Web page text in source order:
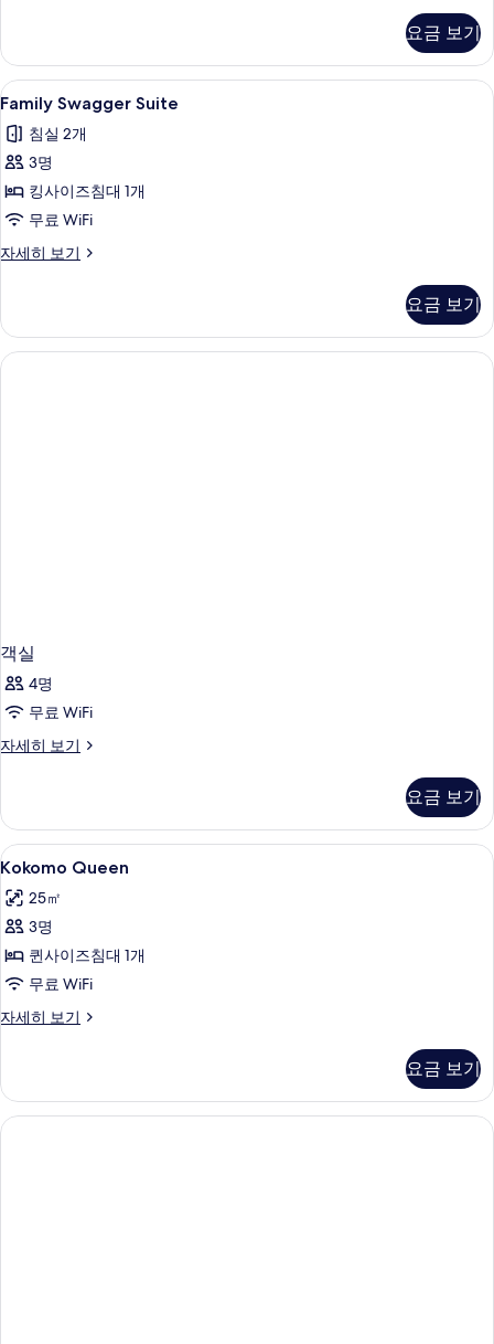
세
히
보
요금 보기
Family
Swagger
Suite
사
진
모
두
Family Swagger Suite | 객실 내 금고,
6
Family Swagger Suite
침실 2개
3명
킹사이즈침대 1개
무료 WiFi
자세히 보기
Family
세
히
보
요금 보기
객실
4명
무료 WiFi
자세히 보기
객
히
보
기
요금 보기
Kokomo
Queen
사
진
모
두
보
객실 내 금고, 노트북 작업 공간, 암막
3
Kokomo Queen
25㎡
3명
퀸사이즈침대 1개
무료 WiFi
자세히 보기
Kokomo
히
보
기
요금 보기